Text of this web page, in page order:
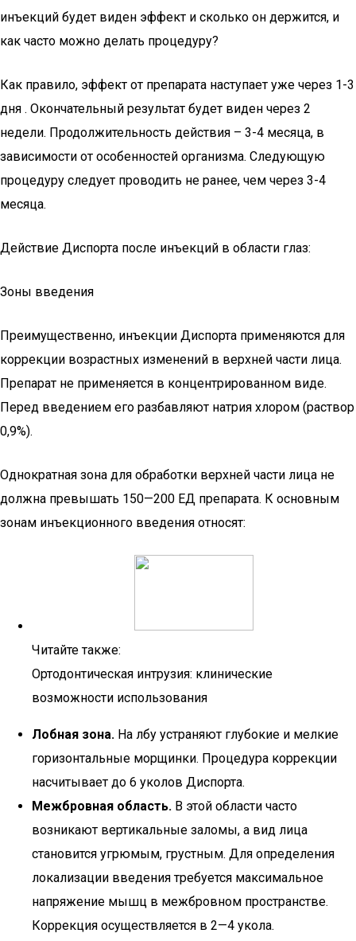
инъекций будет виден эффект и сколько он держится, и
как часто можно делать процедуру?
Как правило, эффект от препарата наступает уже через 1-3
дня . Окончательный результат будет виден через 2
недели. Продолжительность действия – 3-4 месяца, в
зависимости от особенностей организма. Следующую
процедуру следует проводить не ранее, чем через 3-4
месяца.
Действие Диспорта после инъекций в области глаз:
Зоны введения
Преимущественно, инъекции Диспорта применяются для
коррекции возрастных изменений в верхней части лица.
Препарат не применяется в концентрированном виде.
Перед введением его разбавляют натрия хлором (раствор
0,9%).
Однократная зона для обработки верхней части лица не
должна превышать 150—200 ЕД препарата. К основным
зонам инъекционного введения относят:
Читайте также:
Ортодонтическая интрузия: клинические
возможности использования
Лобная зона. На лбу устраняют глубокие и мелкие
горизонтальные морщинки. Процедура коррекции
насчитывает до 6 уколов Диспорта.
Межбровная область. В этой области часто
возникают вертикальные заломы, а вид лица
становится угрюмым, грустным. Для определения
локализации введения требуется максимальное
напряжение мышц в межбровном пространстве.
Коррекция осуществляется в 2—4 укола.